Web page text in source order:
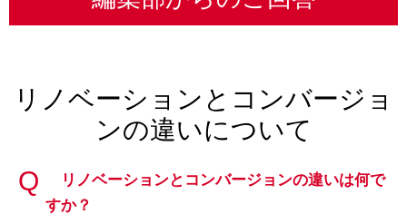
リノベーションとコンバージョ
ンの違いについて
リノベーションとコンバージョンの違いは何で
すか？